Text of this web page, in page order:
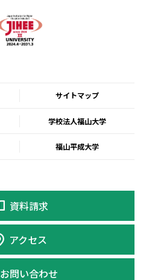
サイトマップ
学校法人福山大学
福山平成大学
資料請求
アクセス
お問い合わせ